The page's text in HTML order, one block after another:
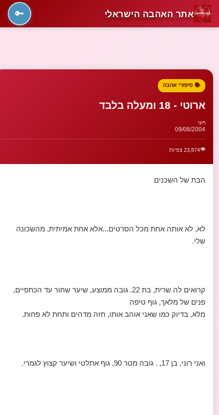
אתר האהבה הישראלי 🔑
📚 סיפורי אהבה
ארוטי - 18 ומעלה בלבד
רוני
09/08/2004
👁️23,874 צפיות
הבת של השכנים
לא, לא אותה אחת מכל הסרטים...אלא אחת אמיתית, מהשכונה
שלי.
קרואים לה שרית, בת 22. גובה ממוצע, שיער שחור עד הכתפיים,
פנים של מלאך, גוף טיפה
מלא, בדיוק כמו שאני אוהב אותו, חזה מדהים ותחת לא פחות.
ואני רוני, בן 17, . גובה מטר 90, גוף אתלטי ושיער קצוץ לגמרי.